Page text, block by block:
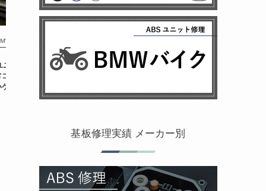
E39
ニット修理 千葉県か
ードが残っていな
ース
基板修理実績 メーカー別